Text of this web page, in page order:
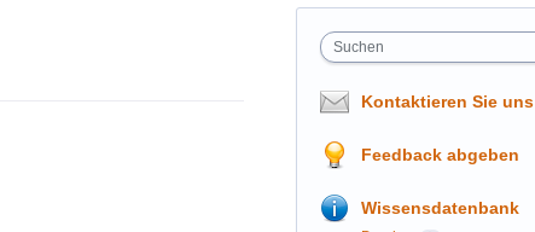
Suchen
Kontaktieren Sie uns
Feedback abgeben
Wissensdatenbank